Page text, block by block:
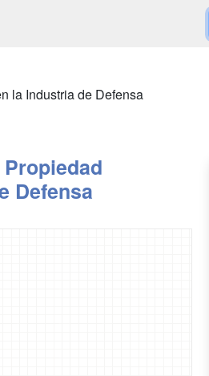
la Industria de Defensa
Defensa